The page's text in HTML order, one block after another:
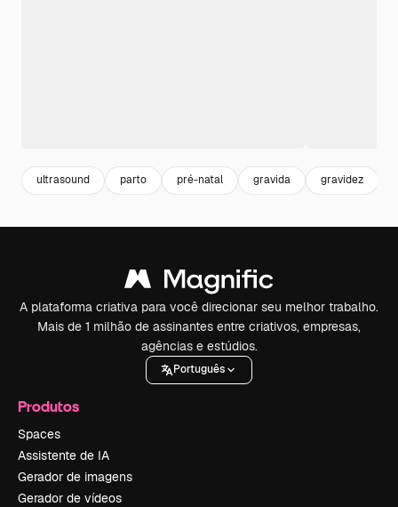
ultrasound parto pré-natal gravida gravidez
A plataforma criativa para você direcionar seu melhor trabalho.
Mais de 1 milhão de assinantes entre criativos, empresas,
agências e estúdios.
Português
Produtos
Spaces
Assistente de IA
Gerador de imagens
Gerador de vídeos